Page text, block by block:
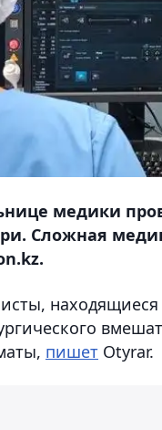
медики
Сложная
пишет Otyrar.